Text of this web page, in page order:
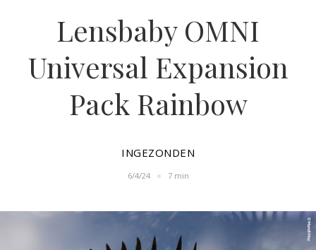
Lensbaby OMNI
Universal Expansion
Pack Rainbow
INGEZONDEN
6/4/24 7 min